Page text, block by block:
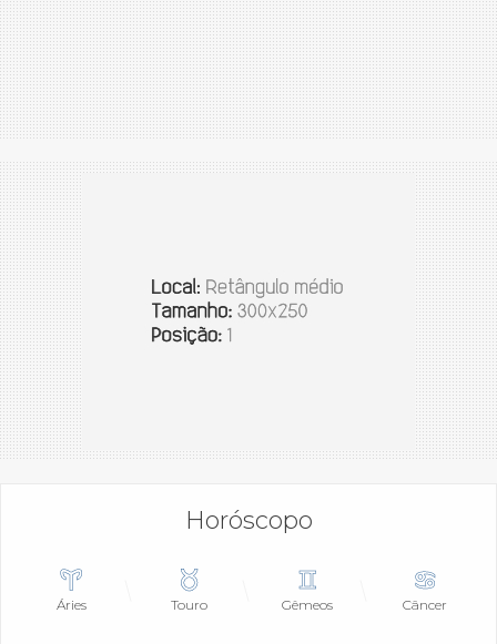
Horóscopo
Áries Touro Gêmeos Câncer